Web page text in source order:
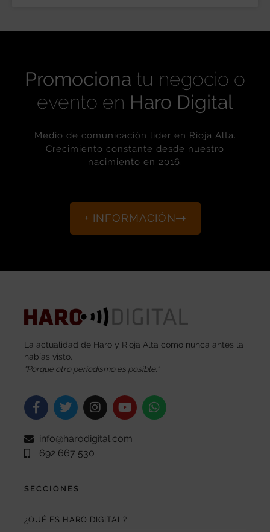
Promociona tu negocio o
evento en Haro Digital
Medio de comunicación líder en Rioja Alta.
Crecimiento constante desde nuestro
nacimiento en 2016.
+ INFORMACIÓN
La actualidad de Haro y Rioja Alta como nunca antes la
habías visto.
“Porque otro periodismo es posible.”
info@harodigital.com
692 667 530
SECCIONES
¿QUÉ ES HARO DIGITAL?